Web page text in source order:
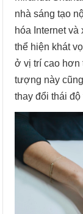
nhà sáng tạo
hóa Internet
thể hiện khát
ở vị trí cao hơn
tượng này
thay đổi thái